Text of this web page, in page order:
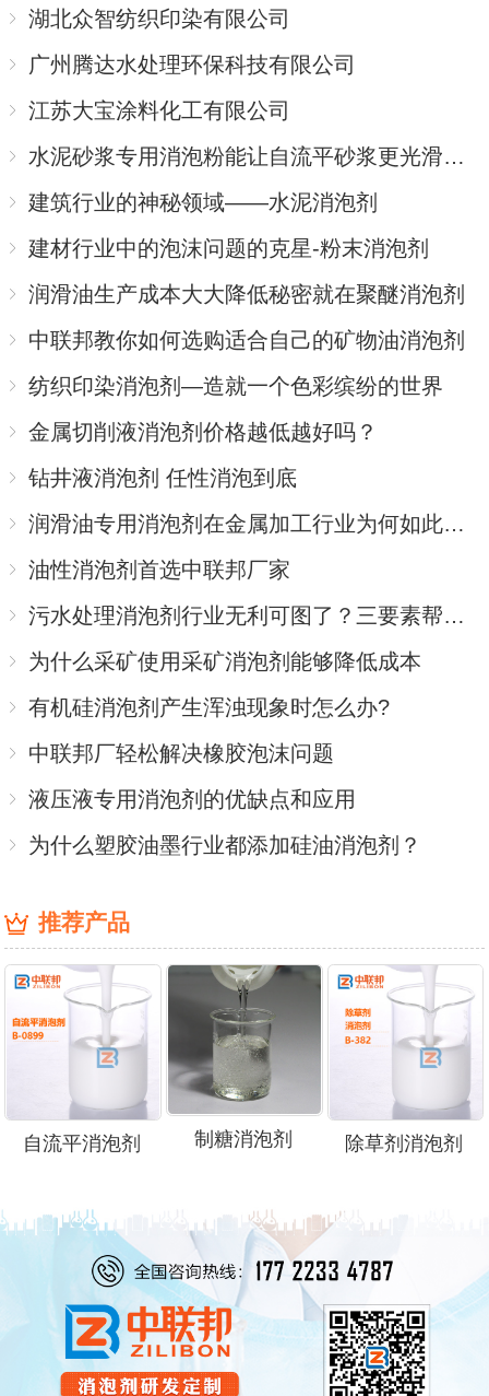
湖北众智纺织印染有限公司
广州腾达水处理环保科技有限公司
江苏大宝涂料化工有限公司
水泥砂浆专用消泡粉能让自流平砂浆更光滑更长寿吗
建筑行业的神秘领域——水泥消泡剂
建材行业中的泡沫问题的克星-粉末消泡剂
润滑油生产成本大大降低秘密就在聚醚消泡剂
中联邦教你如何选购适合自己的矿物油消泡剂
纺织印染消泡剂—造就一个色彩缤纷的世界
金属切削液消泡剂价格越低越好吗？
钻井液消泡剂 任性消泡到底
润滑油专用消泡剂在金属加工行业为何如此受捧？
油性消泡剂首选中联邦厂家
污水处理消泡剂行业无利可图了？三要素帮你赢回主场
为什么采矿使用采矿消泡剂能够降低成本
有机硅消泡剂产生浑浊现象时怎么办?
中联邦厂轻松解决橡胶泡沫问题
液压液专用消泡剂的优缺点和应用
为什么塑胶油墨行业都添加硅油消泡剂？
推荐产品
自流平消泡剂 制糖消泡剂 除草剂消泡剂